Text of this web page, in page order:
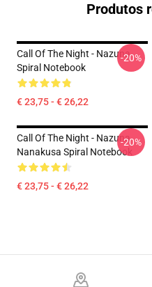
Produtos
Call Of The Night - Nazuna
Spiral Notebook
€ 23,75 - € 26,22
-20%
Call Of The Night - Nazuna
Nanakusa Spiral Notebook
€ 23,75 - € 26,22
-20%